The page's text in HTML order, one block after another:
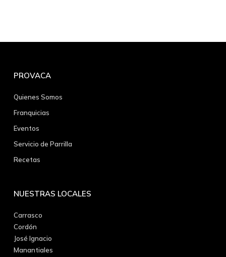
PROVACA
Quienes Somos
Franquicias
Eventos
Servicio de Parrilla
Recetas
NUESTRAS LOCALES
Carrasco
Cordón
José Ignacio
Manantiales